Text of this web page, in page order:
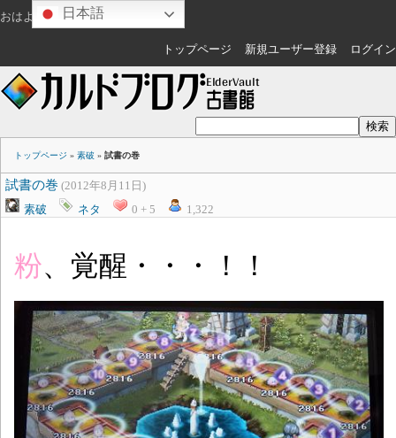
おはようございます さん
トップページ 新規ユーザー登録 ログイン
トップページ » 素破 » 試書の巻
試書の巻 (2012年8月11日)
素破
ネタ 0 + 5 1,322
粉、覚醒・・・！！
日本語